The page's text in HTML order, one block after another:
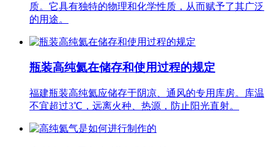
质。它具有独特的物理和化学性质，从而赋予了其广泛
的用途。
瓶装高纯氦在储存和使用过程的规定
福建瓶装高纯氦应储存于阴凉、通风的专用库房。库温
不宜超过3℃，远离火种、热源，防止阳光直射。